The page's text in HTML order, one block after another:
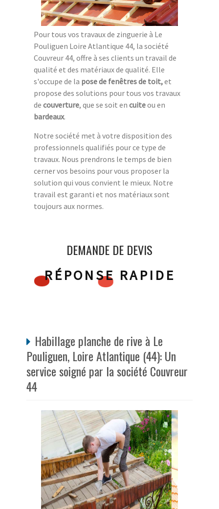
Pour tous vos travaux de zinguerie à Le
Pouliguen Loire Atlantique 44, la société
Couvreur 44, offre à ses clients un travail de
qualité et des matériaux de qualité. Elle
s'occupe de la pose de fenêtres de toit,et
propose des solutions pour tous vos travaux
de couverture, que se soit en cuiteou en
bardeaux.
Notre société met à votre disposition des
professionnels qualifiés pour ce type de
travaux. Nous prendrons le temps de bien
cerner vos besoins pour vous proposer la
solution qui vous convient le mieux. Notre
travail est garanti et nos matériaux sont
toujours aux normes.
DEMANDE DE DEVIS
RÉPONSE RAPIDE
Habillage planche de rive à Le
Pouliguen, Loire Atlantique (44): Un
service soigné par la société Couvreur
44